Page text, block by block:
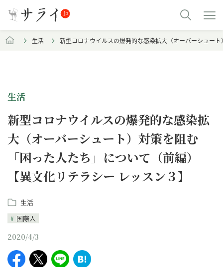
生活 新型コロナウイルスの爆発的な感染拡大（オーバーシュー
生活
新型コロナウイルスの爆発的な感染拡
大（オーバーシュート）対策を阻む
「困った人たち」について（前編）
【異文化リテラシー レッスン３】
生活
国際人
2020/4/3